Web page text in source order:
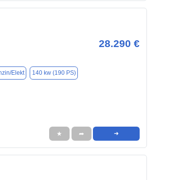
28.290 €
Elekt 140 kw (190 PS)
★ ➦ ➜